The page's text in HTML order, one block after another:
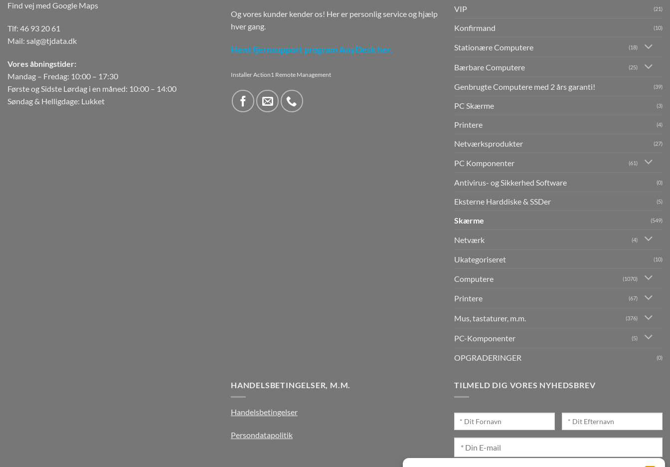
Find vej med Google Maps
Tlf: 46 93 20 61
Mail: salg@tjdata.dk
Vores åbningstider:
Mandag – Fredag: 10:00 – 17:30
Første og Sidste Lørdag i en måned: 10:00 – 14:00
Søndag & Helligdage: Lukket
Og vores kunder kender os! Her er personlig service og hjælp
hver gang.
Hent fjernsupport program AnyDesk her.
Installer Action1 Remote Management
VIP (21)
Konfirmand (10)
Stationære Computere (18)
Bærbare Computere (25)
Genbrugte Computere med 2 års garanti! (39)
PC Skærme (3)
Printere (4)
Netværksprodukter (27)
PC Komponenter (61)
Antivirus- og Sikkerhed Software (0)
Eksterne Harddiske & SSDer (5)
Skærme (549)
Netværk (4)
Ukategoriseret (10)
Computere (1070)
Printere (67)
Mus, tastaturer, m.m. (376)
PC-Komponenter (5)
OPGRADERINGER (0)
HANDELSBETINGELSER, M.M.
Handelsbetingelser
Persondatapolitik
TILMELD DIG VORES NYHEDSBREV